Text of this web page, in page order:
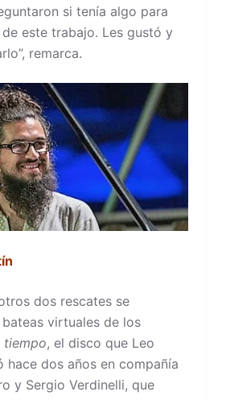
si tenía algo para
este trabajo. Les gustó y
remarca.
dos rescates se
virtuales de los
tiempo, el disco que Leo
hace dos años en compañía
y Sergio Verdinelli, que